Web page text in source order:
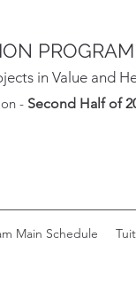
PROGRAM
in Value and
- Second Half of
Main Schedule